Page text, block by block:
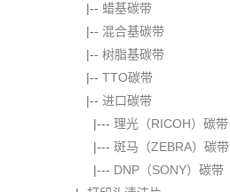
|-- 蜡基碳带
|-- 混合基碳带
|-- 树脂基碳带
|-- TTO碳带
|-- 进口碳带
|--- 理光（RICOH）碳带
|--- 斑马（ZEBRA）碳带
|--- DNP（SONY）碳带